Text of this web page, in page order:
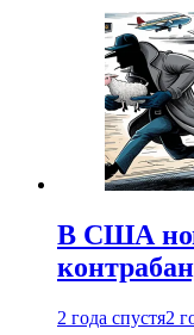
В США
2 года спустя2